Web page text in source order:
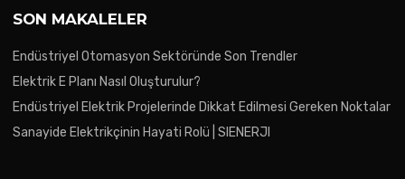
SON MAKALELER
Endüstriyel Otomasyon Sektöründe Son Trendler
Elektrik E Planı Nasıl Oluşturulur?
Endüstriyel Elektrik Projelerinde Dikkat Edilmesi Gereken Noktalar
Sanayide Elektrikçinin Hayati Rolü | SIENERJI